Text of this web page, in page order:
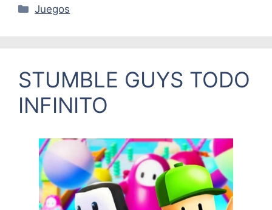
Categorías
Juegos
STUMBLE GUYS TODO
INFINITO